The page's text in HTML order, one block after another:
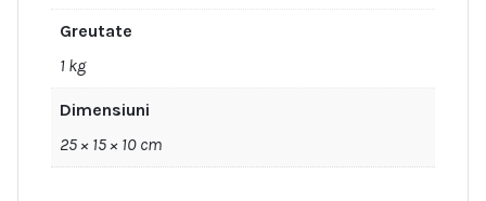
Greutate
1 kg
Dimensiuni
25 × 15 × 10 cm